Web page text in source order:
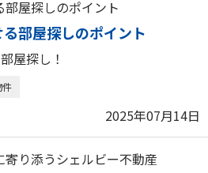
部屋探しのポイント
屋探し！
件
2025年07月14日